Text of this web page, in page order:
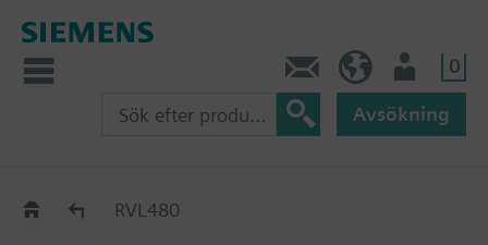
0
Avsökning
RVL4..RVL480